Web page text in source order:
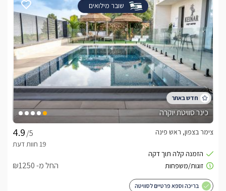
שובר מילואים
כינר סוויטת יוקרה
/5
צימר בצפון, ראש פינה
החל מ- ₪1250
בריכה וספא פרטיים לסוויטה